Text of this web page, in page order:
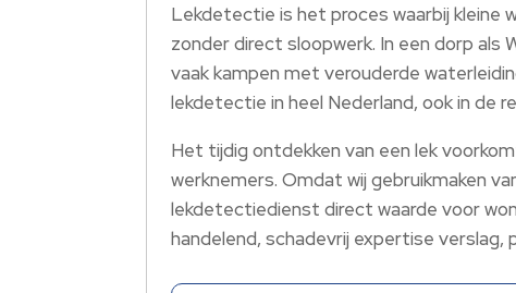
Lekdetectie is het proces waarbij kleine
zonder direct sloopwerk. In een dorp als
vaak kampen met verouderde
lekdetectie in heel Nederland, ook in de
Het tijdig ontdekken van een lek
werknemers. Omdat wij gebruikmaken
lekdetectiedienst direct waarde voor
handelend, schadevrij expertise